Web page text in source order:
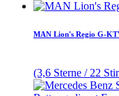
MAN Lion's Regio G-
(3,6 Sterne / 22